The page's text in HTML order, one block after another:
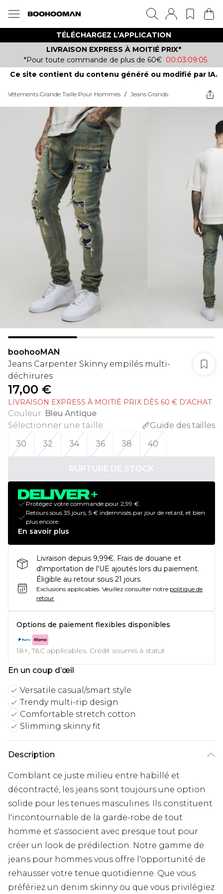
TÉLÉCHARGEZ L’APPLICATION
LIVRAISON EXPRESS À MOITIÉ PRIX*
*Pour toute commande de plus de 60€ 00:03:09:05
Ce site contient du contenu généré ou modifié par IA.
Vêtements Grande Taille Pour Hommes / Jeans Grands
boohooMAN
Jeans Carpenter Skinny empilés multi-
déchirures
17,00 €
LIVRAISON EXPRESS À MOITIÉ PRIX DÈS 60 € D’ACHAT
Couleur: Bleu Antique
Sélectionner une taille:
Guide des tailles
30
32 34 36 38 40
RUPTURE DE STOCK
Protégez votre commande pour 2,99 €.
Retours sous 35 jours, 5 € indemnisés par jour de retard, et bien
plus encore.
En savoir plus
Livraison depuis 9,99€. Frais de douane et
d'importation de l'UE ajoutés lors du paiement.
Éligible au retour sous 21 jours
Exclusions applicables. Veuillez consulter notre politique de
retour
Options de paiement flexibles disponibles
18+, T&C applicables. Crédit soumis à statut
En un coup d’œil
Versatile casual/smart style
Trendy multi-rip design
Comfortable stretch cotton
Slimming skinny fit
Description
Comblant ce juste milieu entre habillé et
décontracté, les jeans sont toujours une option
solide pour les tenues masculines. Ils constituent
l'incontournable de la garde-robe de tout
homme et s'associent avec presque tout pour
créer un look de prédilection. Notre gamme de
jeans pour hommes vous offre l'opportunité de
rehausser votre tenue quotidienne. Que vous
préfériez un denim skinny ou que vous privilégiez